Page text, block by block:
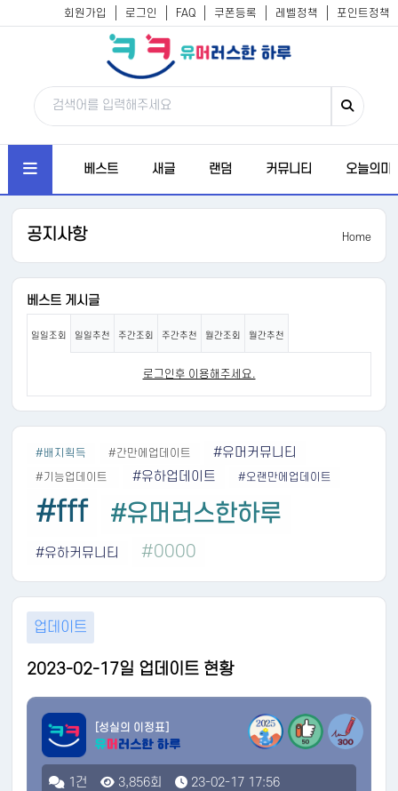
회원가입 로그인 FAQ 쿠폰등록 레벨정책 포인트정책
베스트 새글 랜덤 커뮤니티 오늘의미
공지사항 Home
베스트 게시글
일일조회 일일추천 주간조회 주간추천 월간조회 월간추천
로그인후 이용해주세요.
#배지획득 #간만에업데이트 #유머커뮤니티
#기능업데이트 #유하업데이트 #오랜만에업데이트
#fff #유머러스한하루
#유하커뮤니티 #0000
업데이트
2023-02-17일 업데이트 현황
[성실의 이정표]
1건 3,856회 23-02-17 17:56